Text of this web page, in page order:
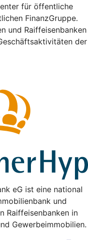
für öffentliche
FinanzGruppe.
und Raiffeisenbanken
der
eG ist eine national
und
Raiffeisenbanken in
Gewerbeimmobilien.